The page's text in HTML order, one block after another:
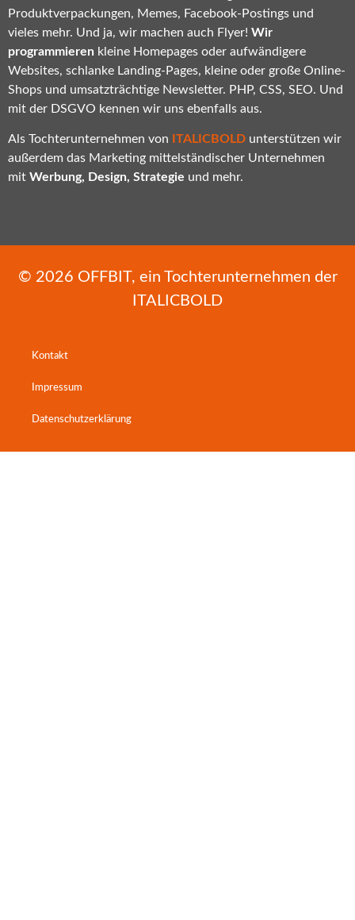
Produktverpackungen, Memes, Facebook-Postings und
vieles mehr. Und ja, wir machen auch Flyer! Wir
programmieren kleine Homepages oder aufwändigere
Websites, schlanke Landing-Pages, kleine oder große Online-
Shops und umsatzträchtige Newsletter. PHP, CSS, SEO. Und
mit der DSGVO kennen wir uns ebenfalls aus.
Als Tochterunternehmen von ITALICBOLD unterstützen wir
außerdem das Marketing mittelständischer Unternehmen
mit Werbung, Design, Strategie und mehr.
© 2026 OFFBIT, ein Tochterunternehmen der
ITALICBOLD
Kontakt
Impressum
Datenschutzerklärung